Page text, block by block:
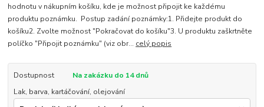
hodnotu v nákupním košíku, kde je možnost připojit ke každému
produktu poznámku. Postup zadání poznámky:1. Přidejte produkt do
košíku2. Zvolte možnost "Pokračovat do košíku"3. U produktu zaškrtněte
políčko "Připojit poznámku" (viz obr... celý popis
Dostupnost
Na zakázku do 14 dnů
Lak, barva, kartáčování, olejování